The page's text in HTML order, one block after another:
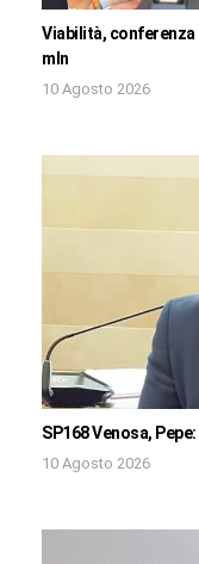
Viabilità, conferenza
mln
10 Agosto 2026
SP168 Venosa,
10 Agosto 2026